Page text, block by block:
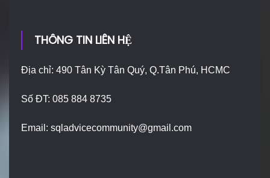
THÔNG TIN LIÊN HỆ
Địa chỉ: 490 Tân Kỳ Tân Quý, Q.Tân Phú, HCMC
Số ĐT: 085 884 8735
Email:sqladvicecommunity@gmail.com